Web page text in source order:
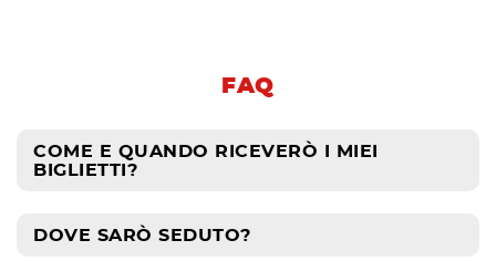
FAQ
COME E QUANDO RICEVERÒ I MIEI
BIGLIETTI?
DOVE SARÒ SEDUTO?